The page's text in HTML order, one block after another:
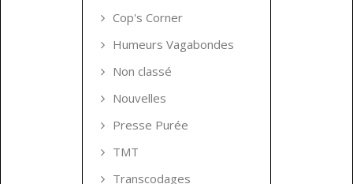
Cop's Corner
Humeurs Vagabondes
Non classé
Nouvelles
Presse Purée
TMT
Transcodages